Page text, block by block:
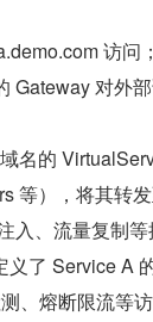
访问；
Gateway 对外
名的
等），将其转
入、流量复制等
了 Service A
、熔断限流等